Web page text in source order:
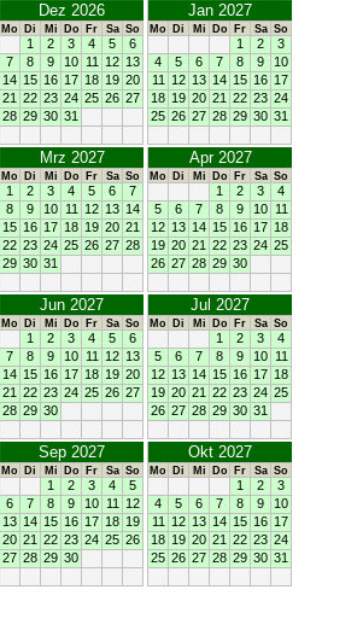
Dez 2026
Mo Di Mi Do Fr Sa So
1 2 3 4 5
6
7
8 9 10 11 12 13
14 15 16 17 18 19 20
21 22 23 24 25 26 27
28 29 30 31
Jan 2027
Mo Di Mi Do Fr Sa So
1 2
3
4
5 6 7 8 9
10
11 12 13 14 15 16 17
18 19 20 21 22 23 24
25 26 27 28 29 30 31
Mrz 2027
Mo Di Mi Do Fr Sa So
1 2 3 4 5 6
7
8
9 10 11 12 13 14
15 16 17 18 19 20 21
22 23 24 25 26 27 28
29 30 31
Apr 2027
Mo Di Mi Do Fr Sa So
1 2 3
4
5
6 7 8 9 10 11
12 13 14 15 16 17 18
19 20 21 22 23 24 25
26 27 28 29 30
Jun 2027
Mo Di Mi Do Fr Sa So
1 2 3 4 5
6
7
8 9 10 11 12 13
14 15 16 17 18 19 20
21 22 23 24 25 26 27
28 29 30
Jul 2027
Mo Di Mi Do Fr Sa So
1 2 3
4
5
6 7 8 9 10 11
12 13 14 15 16 17 18
19 20 21 22 23 24 25
26 27 28 29 30 31
Sep 2027
Mo Di Mi Do Fr Sa So
1 2 3 4
5
6
7 8 9 10 11 12
13 14 15 16 17 18 19
20 21 22 23 24 25 26
27 28 29 30
Okt 2027
Mo Di Mi Do Fr Sa So
1 2
3
4
5 6 7 8 9
10
11 12 13 14 15 16 17
18 19 20 21 22 23 24
25 26 27 28 29 30 31